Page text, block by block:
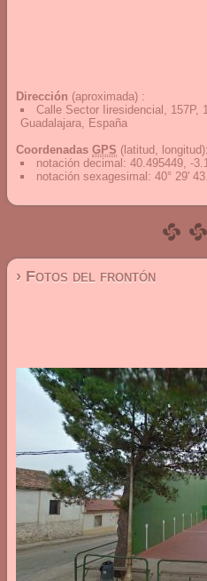
Dirección (aproximada) :
Calle Sector Iiresidencial, 157P,
Guadalajara, España
Coordenadas GPS (latitud, longitud):
notación decimal : 40.495449, -
notación sexagesimal : 40° 29'
› Fotos del frontón